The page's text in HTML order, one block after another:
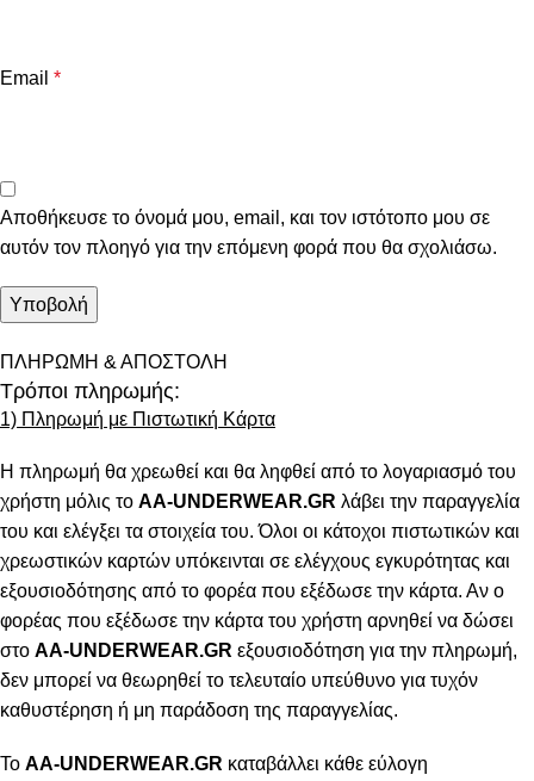
Email *
Αποθήκευσε το όνομά μου, email, και τον ιστότοπο μου σε
αυτόν τον πλοηγό για την επόμενη φορά που θα σχολιάσω.
ΠΛΗΡΩΜΗ & ΑΠΟΣΤΟΛΗ
Τρόποι πληρωμής:
1) Πληρωμή με Πιστωτική Κάρτα
Η πληρωμή θα χρεωθεί και θα ληφθεί από το λογαριασμό του
χρήστη μόλις το AA-UNDERWEAR.GR λάβει την παραγγελία
του και ελέγξει τα στοιχεία του. Όλοι οι κάτοχοι πιστωτικών και
χρεωστικών καρτών υπόκεινται σε ελέγχους εγκυρότητας και
εξουσιοδότησης από το φορέα που εξέδωσε την κάρτα. Αν ο
φορέας που εξέδωσε την κάρτα του χρήστη αρνηθεί να δώσει
στο AA-UNDERWEAR.GR εξουσιοδότηση για την πληρωμή,
δεν μπορεί να θεωρηθεί το τελευταίο υπεύθυνο για τυχόν
καθυστέρηση ή μη παράδοση της παραγγελίας.
Το AA-UNDERWEAR.GR καταβάλλει κάθε εύλογη